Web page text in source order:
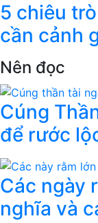
5 chiêu
cần cảnh
Nên đọc
Cúng
để rước
Các ngày
nghĩa và